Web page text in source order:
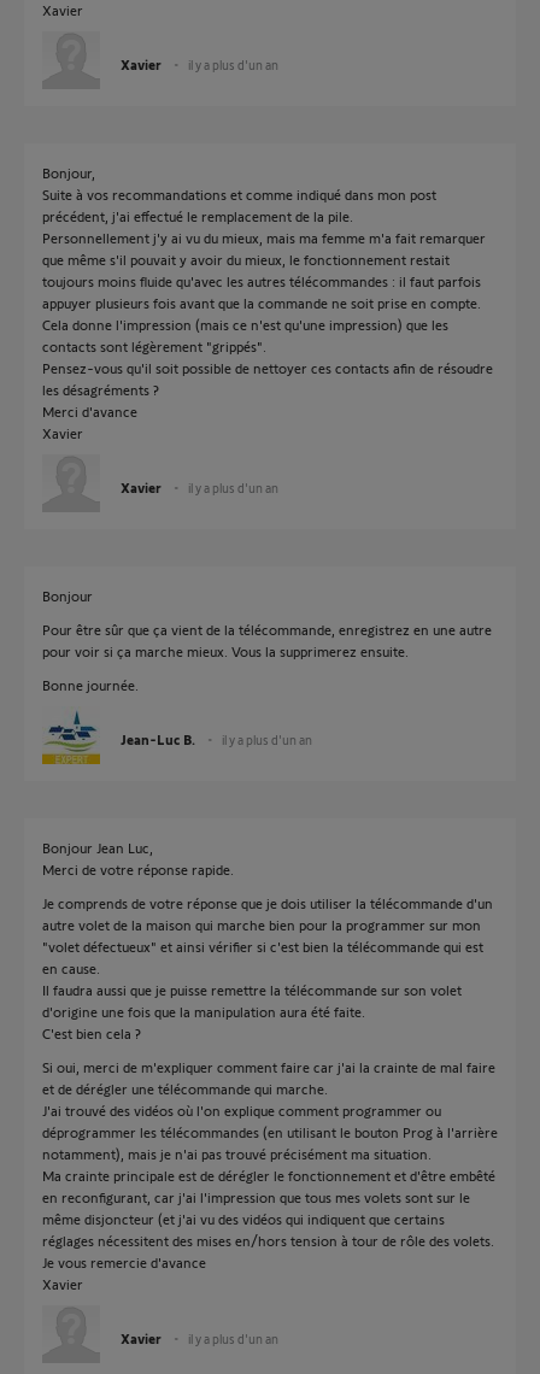
Xavier
Xavier il y a plus d'un an
Bonjour,
Suite à vos recommandations et comme indiqué dans mon post
précédent, j'ai effectué le remplacement de la pile.
Personnellement j'y ai vu du mieux, mais ma femme m'a fait remarquer
que même s'il pouvait y avoir du mieux, le fonctionnement restait
toujours moins fluide qu'avec les autres télécommandes : il faut parfois
appuyer plusieurs fois avant que la commande ne soit prise en compte.
Cela donne l'impression (mais ce n'est qu'une impression) que les
contacts sont légèrement "grippés".
Pensez-vous qu'il soit possible de nettoyer ces contacts afin de résoudre
les désagréments ?
Merci d'avance
Xavier
Xavier il y a plus d'un an
Bonjour
Pour être sûr que ça vient de la télécommande, enregistrez en une autre
pour voir si ça marche mieux. Vous la supprimerez ensuite.
Bonne journée.
Jean-Luc B. il y a plus d'un an
Bonjour Jean Luc,
Merci de votre réponse rapide.
Je comprends de votre réponse que je dois utiliser la télécommande d'un
autre volet de la maison qui marche bien pour la programmer sur mon
"volet défectueux" et ainsi vérifier si c'est bien la télécommande qui est
en cause.
Il faudra aussi que je puisse remettre la télécommande sur son volet
d'origine une fois que la manipulation aura été faite.
C'est bien cela ?
Si oui, merci de m'expliquer comment faire car j'ai la crainte de mal faire
et de dérégler une télécommande qui marche.
J'ai trouvé des vidéos où l'on explique comment programmer ou
déprogrammer les télécommandes (en utilisant le bouton Prog à l'arrière
notamment), mais je n'ai pas trouvé précisément ma situation.
Ma crainte principale est de dérégler le fonctionnement et d'être embêté
en reconfigurant, car j'ai l'impression que tous mes volets sont sur le
même disjoncteur (et j'ai vu des vidéos qui indiquent que certains
réglages nécessitent des mises en/hors tension à tour de rôle des volets.
Je vous remercie d'avance
Xavier
Xavier il y a plus d'un an